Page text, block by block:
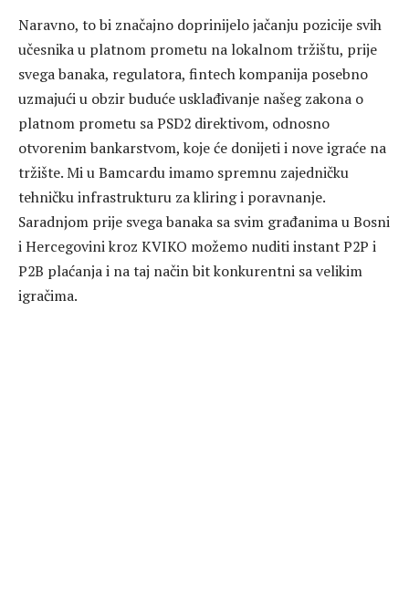
Naravno, to bi značajno doprinijelo jačanju pozicije svih
učesnika u platnom prometu na lokalnom tržištu, prije
svega banaka, regulatora, fintech kompanija posebno
uzmajući u obzir buduće usklađivanje našeg zakona o
platnom prometu sa PSD2 direktivom, odnosno
otvorenim bankarstvom, koje će donijeti i nove igraće na
tržište. Mi u Bamcardu imamo spremnu zajedničku
tehničku infrastrukturu za kliring i poravnanje.
Saradnjom prije svega banaka sa svim građanima u Bosni
i Hercegovini kroz KVIKO možemo nuditi instant P2P i
P2B plaćanja i na taj način bit konkurentni sa velikim
igračima.